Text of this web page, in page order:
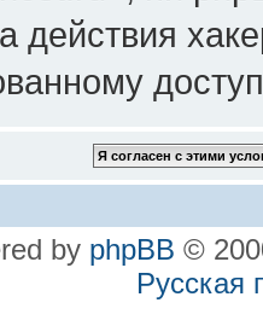
действия
by phpBB ©
Русская